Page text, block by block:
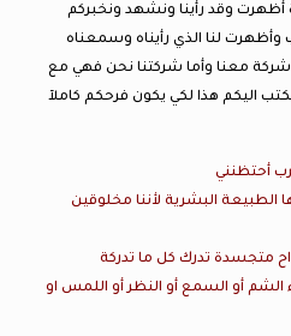
أظهرت وقد رأينا ونشهد ونخبركم
وأظهرت لنا الذي رأيناه وسمعناه
شركة معنا وأما شركتنا نحن فهي مع
اليكم هذا لكي يكون فرحكم كاملآ
أحتظنني
البشرية لأننا مخلوقين
متجسدة تدرك كل ما تدركة
أو السمع أو النظر أو اللمس او